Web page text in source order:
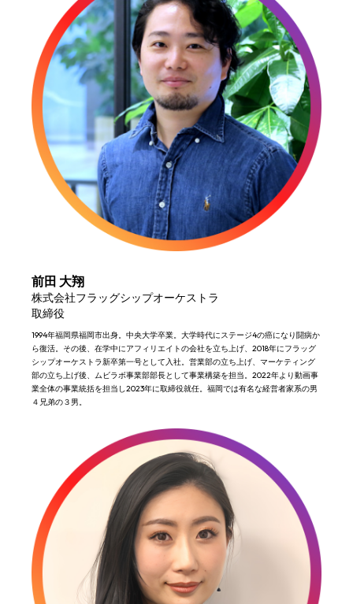
前田 大翔
株式会社フラッグシップオーケストラ
取締役
1994年福岡県福岡市出身。中央大学卒業。大学時代にステージ4の癌になり闘病か
ら復活。その後、在学中にアフィリエイトの会社を立ち上げ、2018年にフラッグ
シップオーケストラ新卒第一号として入社。営業部の立ち上げ、マーケティング
部の立ち上げ後、ムビラボ事業部部長として事業構築を担当。2022年より動画事
業全体の事業統括を担当し2023年に取締役就任。福岡では有名な経営者家系の男
４兄弟の３男。